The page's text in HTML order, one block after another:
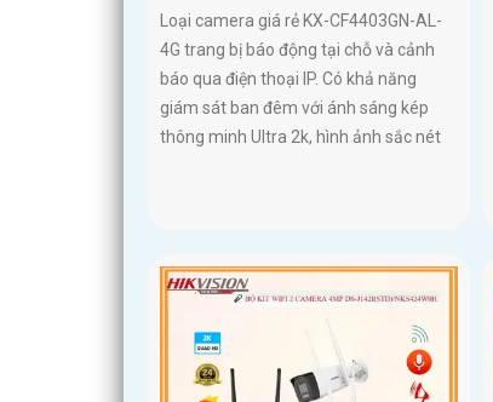
Loại camera giá rẻ KX-CF4403GN-AL-
4G trang bị báo động tại chỗ và cảnh
báo qua điện thoại IP. Có khả năng
giám sát ban đêm với ánh sáng kép
thông minh Ultra 2k, hình ảnh sắc nét